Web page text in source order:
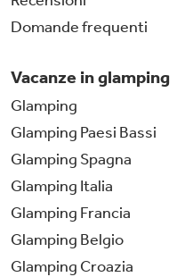
Domande frequenti
Vacanze in glamping
Glamping
Glamping Paesi Bassi
Glamping Spagna
Glamping Italia
Glamping Francia
Glamping Belgio
Glamping Croazia